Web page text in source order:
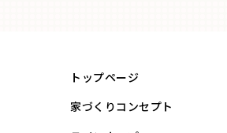
トップページ
家づくりコンセプト